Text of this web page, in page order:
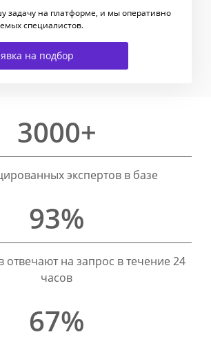
задачу на платформе, и мы оперативно
специалистов.
на подбор
3000+
экспертов в базе
93%
отвечают на запрос в течение 24
часов
67%